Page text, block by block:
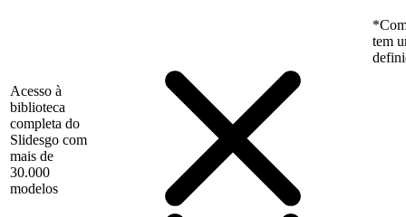
tem
Acesso à
biblioteca
completa do
Slidesgo com
mais de
30.000
modelos